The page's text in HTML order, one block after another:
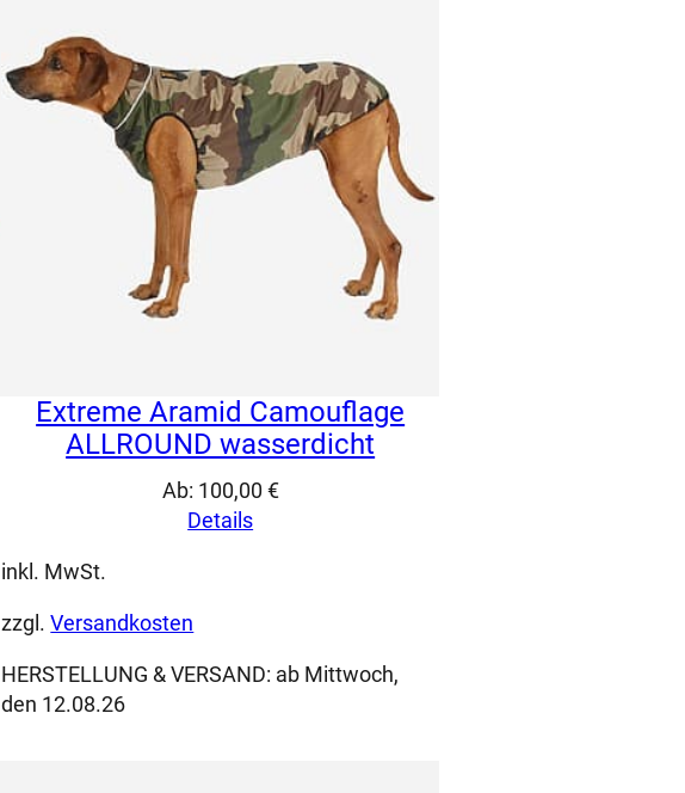
Extreme Aramid Camouflage
ALLROUND wasserdicht
Ab: 100,00 €
Details
inkl. MwSt.
zzgl.Versandkosten
HERSTELLUNG & VERSAND: ab Mittwoch,
den 12.08.26